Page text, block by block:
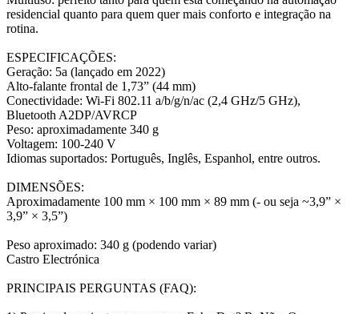
residencial quanto para quem quer mais conforto e integração na
rotina.
ESPECIFICAÇÕES:
Geração: 5a (lançado em 2022)
Alto-falante frontal de 1,73” (44 mm)
Conectividade: Wi-Fi 802.11 a/b/g/n/ac (2,4 GHz/5 GHz),
Bluetooth A2DP/AVRCP
Peso: aproximadamente 340 g
Voltagem: 100-240 V
Idiomas suportados: Português, Inglês, Espanhol, entre outros.
DIMENSÕES:
Aproximadamente 100 mm × 100 mm × 89 mm (- ou seja ~3,9” ×
3,9” × 3,5”)
Peso aproximado: 340 g (podendo variar)
Castro Electrónica
PRINCIPAIS PERGUNTAS (FAQ):